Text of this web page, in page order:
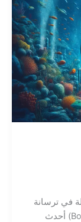
في ترسانة
روسيا تُعتبر الغواصات من طراز “بوراي” (Borei) أحدث